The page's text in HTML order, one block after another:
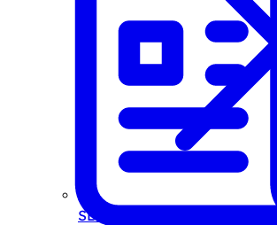
SEO-Beratung